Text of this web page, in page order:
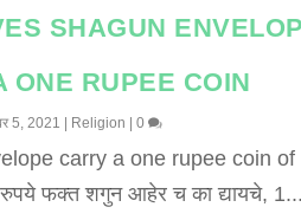
SHAGUN
ONE RUPEE COIN
5, 2021 Religion 0
carry a one rupee coin of
फक्त शगुन आहेर च का द्यायचे, 1...